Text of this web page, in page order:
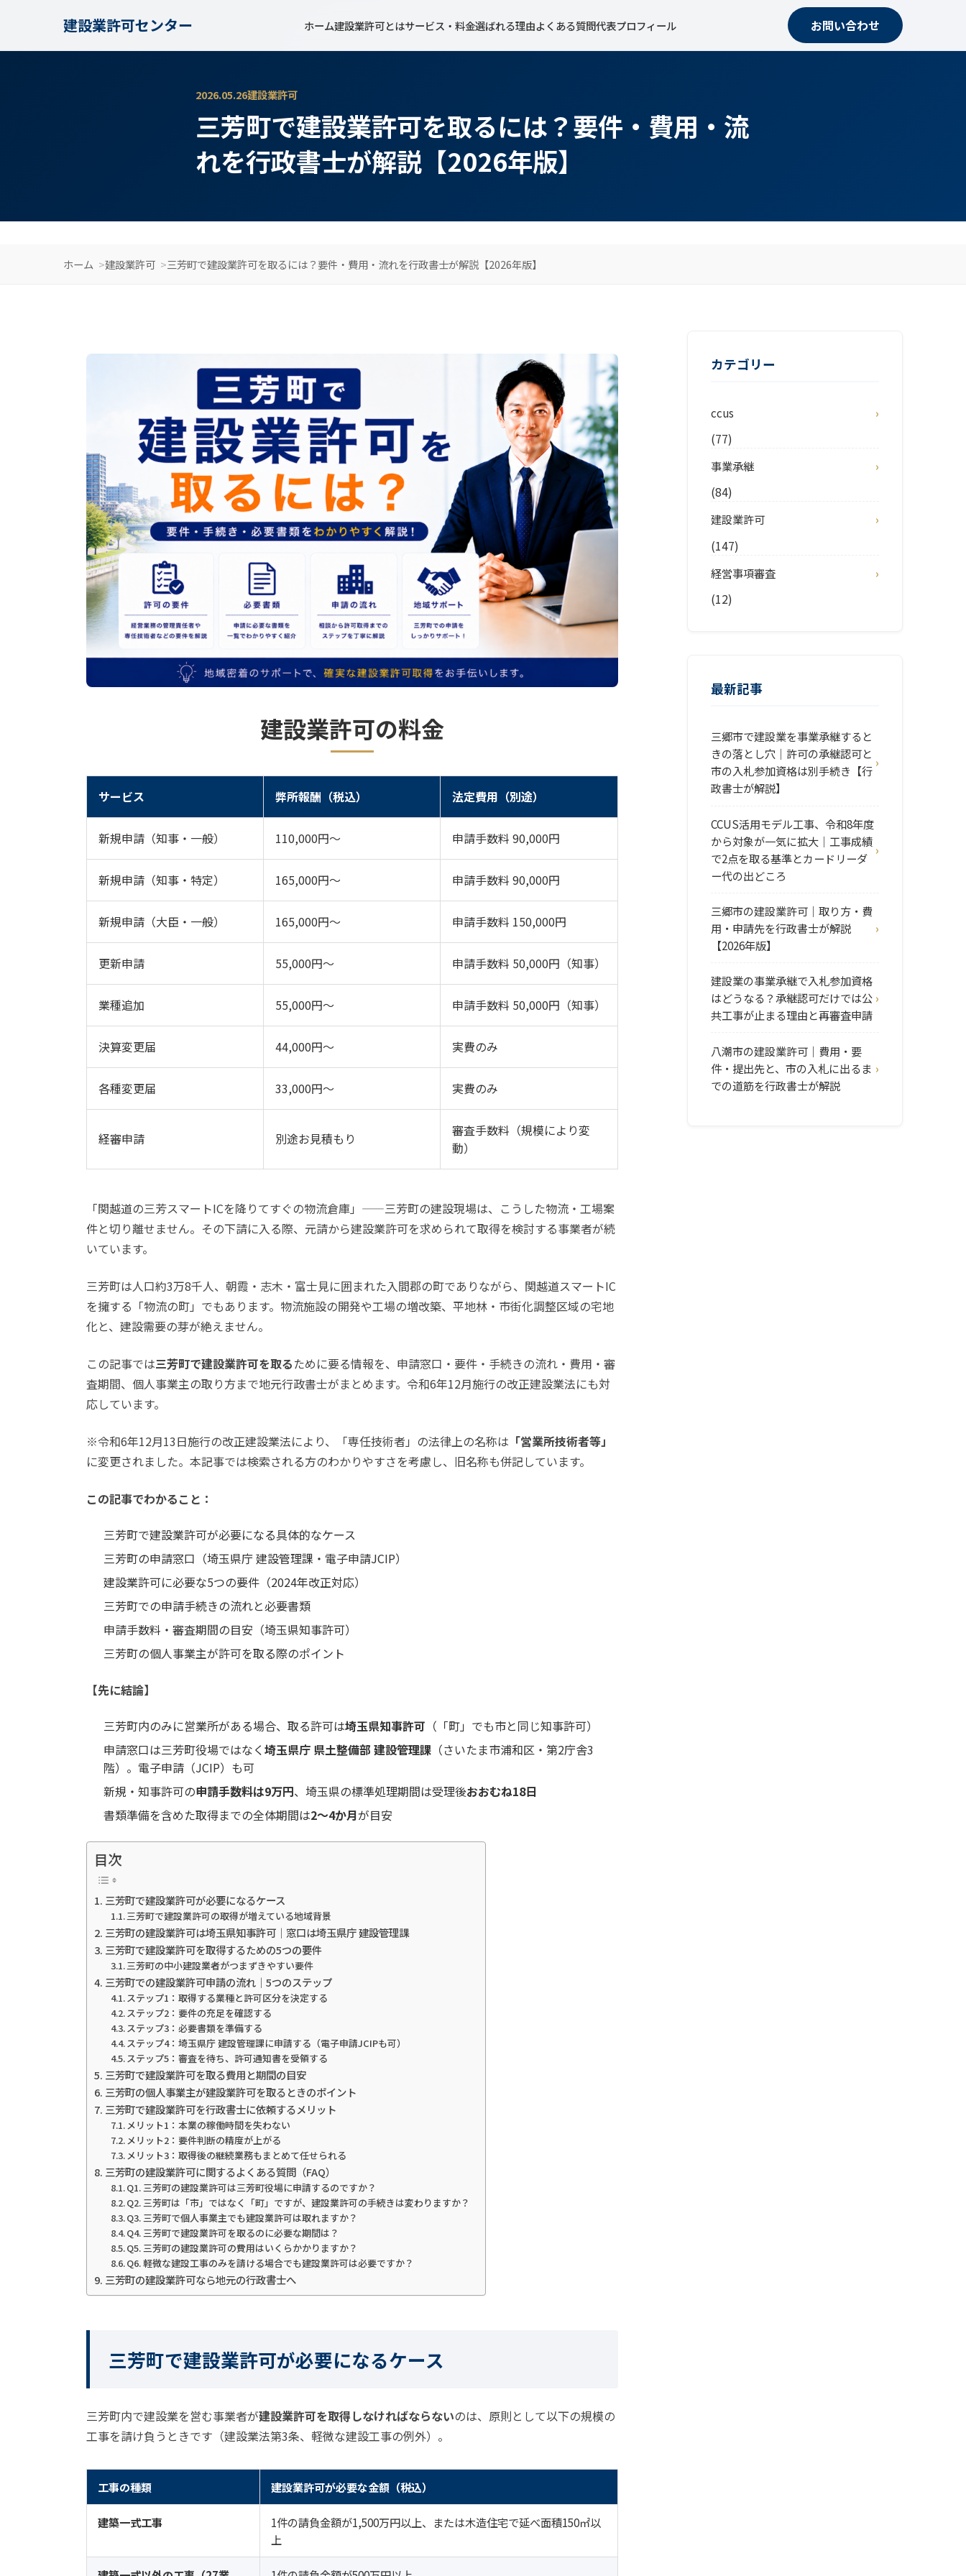
建設業許可センター ホーム建設業許可とはサービス・料金選ばれる理由よくある質問代表プロフィール お問い合わせ
2026.05.26建設業許可
三芳町で建設業許可を取るには？要件・費用・流
れを行政書士が解説【2026年版】
ホーム 建設業許可 三芳町で建設業許可を取るには？要件・費用・流れを行政書士が解説【2026年版】
建設業許可の料金
サービス 弊所報酬（税込） 法定費用（別途）
新規申請（知事・一般） 110,000円〜 申請手数料 90,000円
新規申請（知事・特定） 165,000円〜 申請手数料 90,000円
新規申請（大臣・一般） 165,000円〜 申請手数料 150,000円
更新申請 55,000円〜 申請手数料 50,000円（知事）
業種追加 55,000円〜 申請手数料 50,000円（知事）
決算変更届 44,000円〜 実費のみ
各種変更届 33,000円〜 実費のみ
経審申請 別途お見積もり
審査手数料（規模により変
動）
「関越道の三芳スマートICを降りてすぐの物流倉庫」——三芳町の建設現場は、こうした物流・工場案
件と切り離せません。その下請に入る際、元請から建設業許可を求められて取得を検討する事業者が続
いています。
三芳町は人口約3万8千人、朝霞・志木・富士見に囲まれた入間郡の町でありながら、関越道スマートIC
を擁する「物流の町」でもあります。物流施設の開発や工場の増改築、平地林・市街化調整区域の宅地
化と、建設需要の芽が絶えません。
この記事では三芳町で建設業許可を取るために要る情報を、申請窓口・要件・手続きの流れ・費用・審
査期間、個人事業主の取り方まで地元行政書士がまとめます。令和6年12月施行の改正建設業法にも対
応しています。
※令和6年12月13日施行の改正建設業法により、「専任技術者」の法律上の名称は 「営業所技術者等」
に変更されました。本記事では検索される方のわかりやすさを考慮し、旧名称も併記しています。
この記事でわかること：
三芳町で建設業許可が必要になる具体的なケース
三芳町の申請窓口（埼玉県庁 建設管理課・電子申請JCIP）
建設業許可に必要な5つの要件（2024年改正対応）
三芳町での申請手続きの流れと必要書類
申請手数料・審査期間の目安（埼玉県知事許可）
三芳町の個人事業主が許可を取る際のポイント
【先に結論】
三芳町内のみに営業所がある場合、取る許可は埼玉県知事許可 （「町」でも市と同じ知事許可）
申請窓口は三芳町役場ではなく埼玉県庁 県土整備部 建設管理課 （さいたま市浦和区・第2庁舎3
階）。電子申請（JCIP）も可
新規・知事許可の申請手数料は9万円、埼玉県の標準処理期間は受理後おおむね18日
書類準備を含めた取得までの全体期間は2〜4か月が目安
目次
三芳町で建設業許可が必要になるケース
三芳町で建設業許可の取得が増えている地域背景
三芳町の建設業許可は埼玉県知事許可｜窓口は埼玉県庁 建設管理課
三芳町で建設業許可を取得するための5つの要件
三芳町の中小建設業者がつまずきやすい要件
三芳町での建設業許可申請の流れ｜5つのステップ
ステップ1：取得する業種と許可区分を決定する
ステップ2：要件の充足を確認する
ステップ3：必要書類を準備する
ステップ4：埼玉県庁 建設管理課に申請する（電子申請JCIPも可）
ステップ5：審査を待ち、許可通知書を受領する
三芳町で建設業許可を取る費用と期間の目安
三芳町の個人事業主が建設業許可を取るときのポイント
三芳町で建設業許可を行政書士に依頼するメリット
メリット1：本業の稼働時間を失わない
メリット2：要件判断の精度が上がる
メリット3：取得後の継続業務もまとめて任せられる
三芳町の建設業許可に関するよくある質問（FAQ）
Q1. 三芳町の建設業許可は三芳町役場に申請するのですか？
Q2. 三芳町は「市」ではなく「町」ですが、建設業許可の手続きは変わりますか？
Q3. 三芳町で個人事業主でも建設業許可は取れますか？
Q4. 三芳町で建設業許可を取るのに必要な期間は？
Q5. 三芳町の建設業許可の費用はいくらかかりますか？
Q6. 軽微な建設工事のみを請ける場合でも建設業許可は必要ですか？
三芳町の建設業許可なら地元の行政書士へ
三芳町で建設業許可が必要になるケース
三芳町内で建設業を営む事業者が建設業許可を取得しなければならないのは、原則として以下の規模の
工事を請け負うときです（建設業法第3条、軽微な建設工事の例外）。
工事の種類 建設業許可が必要な金額（税込）
建築一式工事
1件の請負金額が1,500万円以上、または木造住宅で延べ面積150㎡以
上
カテゴリー
ccus
(77)
事業承継
(84)
建設業許可
(147)
経営事項審査
(12)
最新記事
三郷市で建設業を事業承継すると
きの落とし穴｜許可の承継認可と
市の入札参加資格は別手続き【行
政書士が解説】
CCUS活用モデル工事、令和8年度
から対象が一気に拡大｜工事成績
で2点を取る基準とカードリーダ
ー代の出どころ
三郷市の建設業許可｜取り方・費
用・申請先を行政書士が解説
【2026年版】
建設業の事業承継で入札参加資格
はどうなる？承継認可だけでは公
共工事が止まる理由と再審査申請
八潮市の建設業許可｜費用・要
件・提出先と、市の入札に出るま
での道筋を行政書士が解説